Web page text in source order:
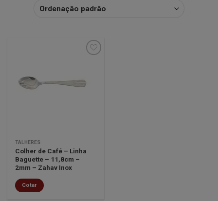
Minha
lista de
TALHERES
Colher de Café – Linha
Baguette – 11,8cm –
2mm – Zahav Inox
Cotar